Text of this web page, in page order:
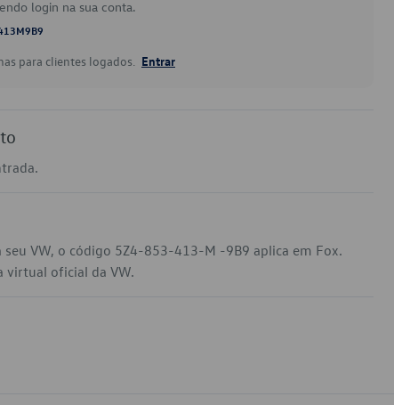
login na sua conta.
para clientes logados. Entrar
VW, o código 5Z4-853-413-M -9B9 aplica em Fox.
virtual oficial da VW.